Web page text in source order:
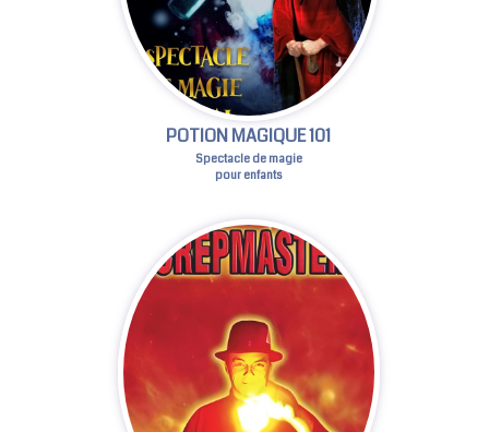
POTION MAGIQUE 101
Spectacle de magie
pour enfants